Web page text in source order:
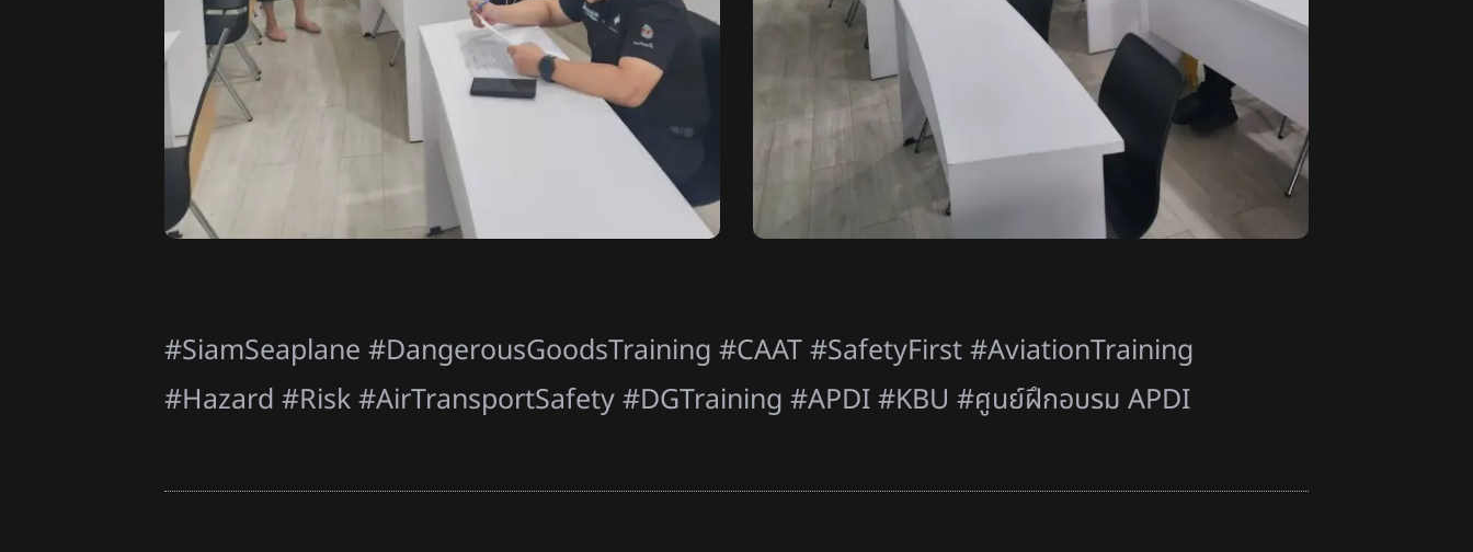
#SiamSeaplane #DangerousGoodsTraining #CAAT #SafetyFirst #AviationTraining
#Hazard #Risk #AirTransportSafety #DGTraining #APDI #KBU #ศูนย์ฝึกอบรม APDI